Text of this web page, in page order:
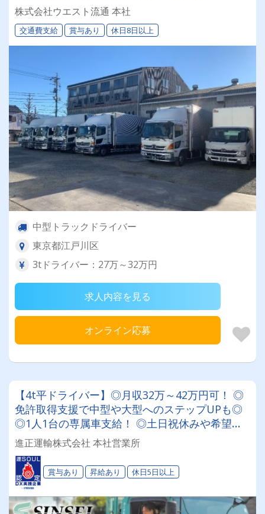
株式会社ウエスト流通 本社
交通費支給 賞与あり 休日8日以上
中型トラックドライバー
東京都江戸川区
3tドライバー：27万～32万円
求人内容を見る
オンライン応募
【4t平ドライバー】◎月収32万～42万円可！ ◎
免許取得支援で中型や大型へのステップUPも◎
◎1人1台の専属車支給！ ◎土日祝休みや希望休
の相談も柔軟に対応★ ★車・バイク好き必見！
会社の工具で愛車カスタムOK★
進正運輸株式会社 本社営業所
賞与あり 昇給あり 休日5日以上